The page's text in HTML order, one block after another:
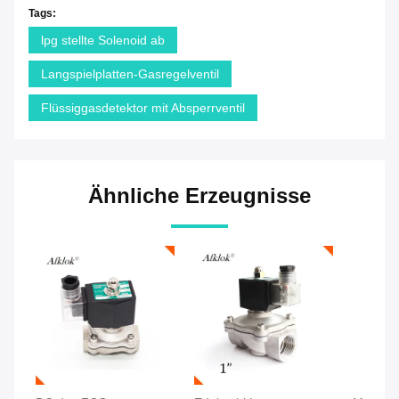
Tags:
lpg stellte Solenoid ab
Langspielplatten-Gasregelventil
Flüssiggasdetektor mit Absperrventil
Ähnliche Erzeugnisse